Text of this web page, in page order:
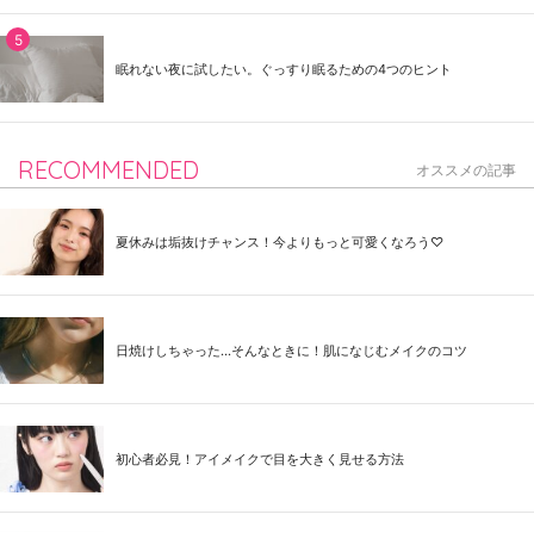
眠れない夜に試したい。ぐっすり眠るための4つのヒント
RECOMMENDED オススメの記事
夏休みは垢抜けチャンス！今よりもっと可愛くなろう♡
日焼けしちゃった...そんなときに！肌になじむメイクのコツ
初心者必見！アイメイクで目を大きく見せる方法